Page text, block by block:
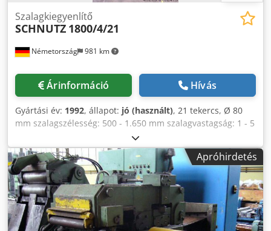
Németország 981 km
Szalagkiegyenlítő
SCHNUTZ 1800/4/21
Árinformáció Hívás
Gyártási év: 1992, állapot: jó (használt), 21 tekercs, Ø 80
mm szalagszélesség: 500 - 1.650 mm szalagvastagság: 1 - 5
Apróhirdetés